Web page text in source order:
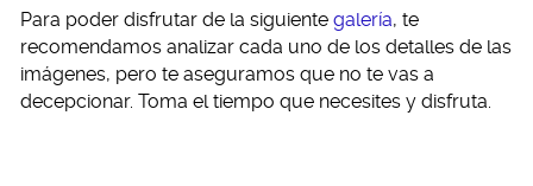
Para poder disfrutar de la siguiente galería, te
recomendamos analizar cada uno de los detalles de las
imágenes, pero te aseguramos que no te vas a
decepcionar. Toma el tiempo que necesites y disfruta.